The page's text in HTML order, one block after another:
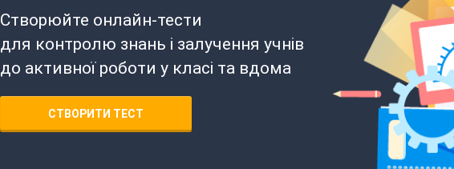
Створюйте онлайн-тести
для контролю знань і залучення учнів
до активної роботи у класі та вдома
СТВОРИТИ ТЕСТ